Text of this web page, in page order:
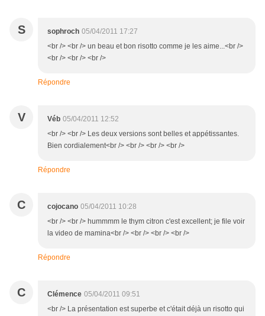
S sophroch 05/04/2011 17:27
<br /> <br /> un beau et bon risotto comme je les aime...<br />
<br /> <br /> <br />
Répondre
V Véb 05/04/2011 12:52
<br /> <br /> Les deux versions sont belles et appétissantes.
Bien cordialement<br /> <br /> <br /> <br />
Répondre
C cojocano 05/04/2011 10:28
<br /> <br /> hummmm le thym citron c'est excellent; je file voir
la video de mamina<br /> <br /> <br /> <br />
Répondre
C Clémence 05/04/2011 09:51
<br /> La présentation est superbe et c'était déjà un risotto qui